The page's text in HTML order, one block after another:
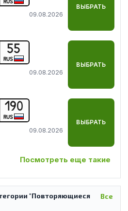
09.08.2026
ВЫБРАТЬ
55
RUS
09.08.2026
ВЫБРАТЬ
190
RUS
09.08.2026
ВЫБРАТЬ
Посмотреть еще такие
Все
"Повторяющиеся